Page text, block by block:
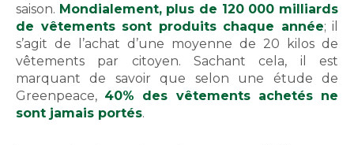
saison. Mondialement, plus de 120 000 milliards
de vêtements sont produits chaque année; il
s’agit de l’achat d’une moyenne de 20 kilos de
vêtements par citoyen. Sachant cela, il est
marquant de savoir que selon une étude de
Greenpeace, 40% des vêtements achetés ne
sont jamais portés.